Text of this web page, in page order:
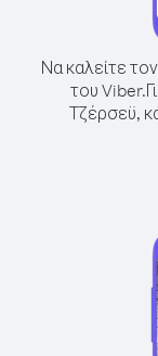
Να καλείτε
του Viber.
Τζέρσεϋ,